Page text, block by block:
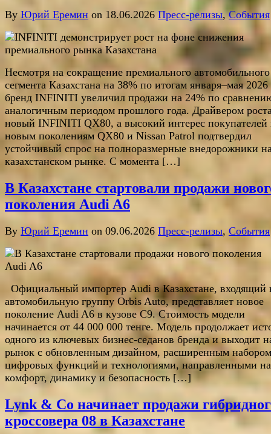
By Юрий Еремин on 18.06.2026 Пресс-релизы,События
Несмотря на сокращение премиального автомобильного
сегмента Казахстана на 38% по итогам января–мая 2026
бренд INFINITI увеличил продажи на 24% по
аналогичным периодом прошлого года. Драйвером
новый INFINITI QX80, а высокий интерес покупателей
новым поколениям QX80 и Nissan Patrol подтвердил
устойчивый спрос на полноразмерные внедорожники
казахстанском рынке. С момента […]
В Казахстане стартовали продажи
поколения Audi A6
By Юрий Еремин on 09.06.2026 Пресс-релизы, События
Официальный импортер Audi в Казахстане, входящий
автомобильную группу Orbis Auto, представляет новое
поколение Audi A6 в кузове С9. Стоимость модели
начинается от 44 000 000 тенге. Модель продолжает
одного из ключевых бизнес-седанов бренда и выходит
рынок с обновленным дизайном, расширенным набором
цифровых функций и технологиями, направленными на
комфорт, динамику и безопасность […]
Lynk & Co начинает продажи
кроссовера 08 в Казахстане